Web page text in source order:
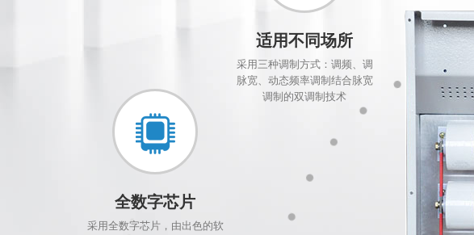
全数字芯片
采用全数字芯片，由出色的软
适用不同场所
采用三种调制方式：调频、调
脉宽、动态频率调制结合脉宽
调制的双调制技术